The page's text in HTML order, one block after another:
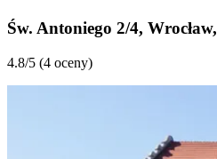
Św. Antoniego 2/4, Wrocław,
4.8/5 (4 oceny)